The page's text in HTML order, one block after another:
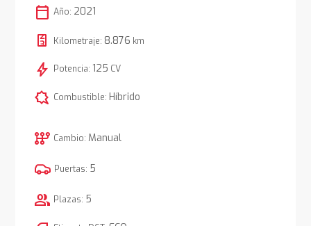
calendar_today Año: 2021
Kilometraje: 8.876 km
bolt Potencia: 125 CV
comic_bubble Combustible: Híbrido
auto_transmission Cambio: Manual
Puertas: 5
group Plazas: 5